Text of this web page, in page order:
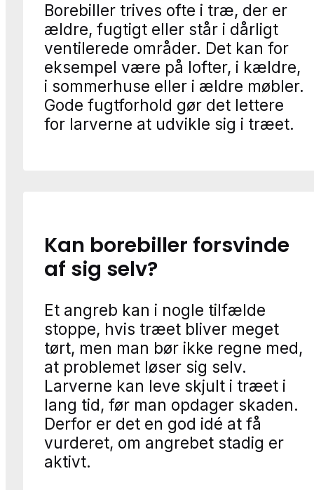
Borebiller trives ofte i træ, der er
ældre, fugtigt eller står i dårligt
ventilerede områder. Det kan for
eksempel være på lofter, i kældre,
i sommerhuse eller i ældre møbler.
Gode fugtforhold gør det lettere
for larverne at udvikle sig i træet.
Kan borebiller forsvinde
af sig selv?
Et angreb kan i nogle tilfælde
stoppe, hvis træet bliver meget
tørt, men man bør ikke regne med,
at problemet løser sig selv.
Larverne kan leve skjult i træet i
lang tid, før man opdager skaden.
Derfor er det en god idé at få
vurderet, om angrebet stadig er
aktivt.